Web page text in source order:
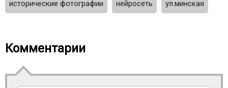
исторические фотографии нейросеть ул.минская
Комментарии